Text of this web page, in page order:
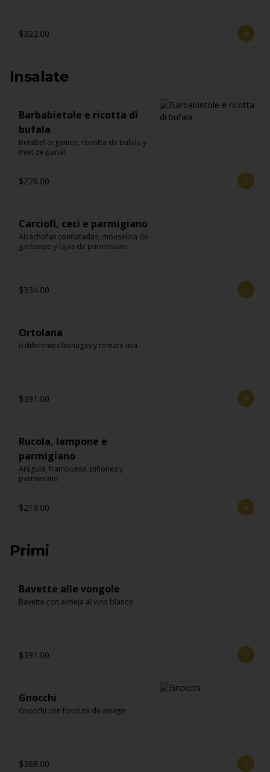
$322.00
Insalate
Barbabietole e ricotta di
bufala
Betabel organico, rocotta de bufala y
miel de panal
$276.00
Carciofi, ceci e parmigiano
Alcachofas confiatadas, mouselina de
garbanzo y lajas de parmesano
$334.00
Ortolana
6 diferentes lechugas y tomate uva
$391.00
Rucola, lampone e
parmigiano
Arúgula, frambuesa, piñones y
parmesano
$219.00
Primi
Bavette alle vongole
Bavette con almeja al vino blanco
$391.00
Gnocchi
Gnocchi con fonduta de asiago
$368.00